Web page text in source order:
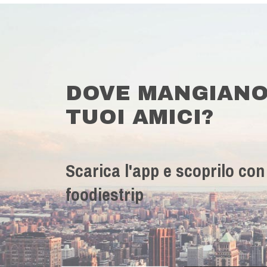
DOVE
TUOI AMICI?
Scarica l'app e scoprilo con
foodiestrip